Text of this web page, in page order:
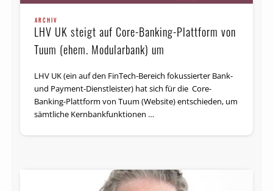
ARCHIV
LHV UK steigt auf Core-Banking-Plattform von
Tuum (ehem. Modularbank) um
LHV UK (ein auf den FinTech-Bereich fokussierter Bank-
und Payment-Dienstleister) hat sich für die Core-
Banking-Plattform von Tuum (Website) entschieden, um
sämtliche Kernbank­funktionen …